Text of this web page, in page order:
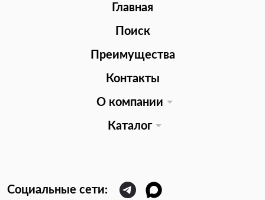
Главная
Поиск
Преимущества
Контакты
О компании
Каталог